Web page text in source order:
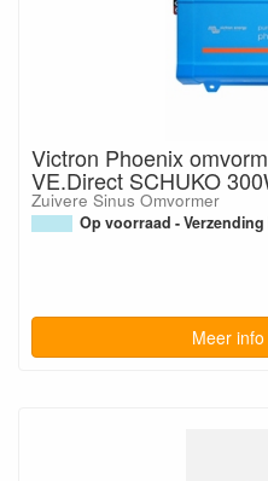
Victron Phoenix
VE.Direct SCHUKO
Zuivere Sinus Omvormer
Op voorraad -
Meer